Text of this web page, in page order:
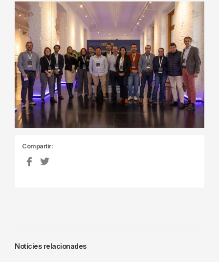
Compartir:
Notícies relacionades